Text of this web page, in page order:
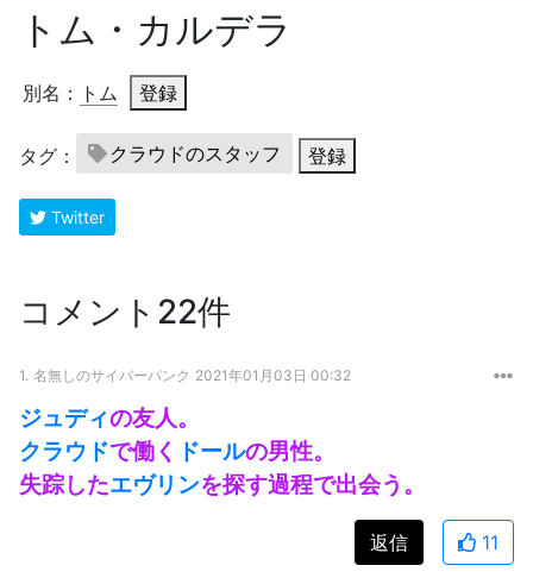
トム・カルデラ
別名： トム 登録
タグ： クラウドのスタッフ 登録
Twitter
コメント22件
1. 名無しのサイバーパンク 2021年01月03日 00:32
ジュディの友人。
クラウドで働く ドールの男性。
失踪したエヴリンを探す過程で出会う。
返信 11